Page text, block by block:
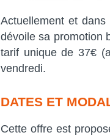
Actuellement et
dévoile sa promotion
tarif unique de 37€
vendredi.
DATES ET
Cette offre est